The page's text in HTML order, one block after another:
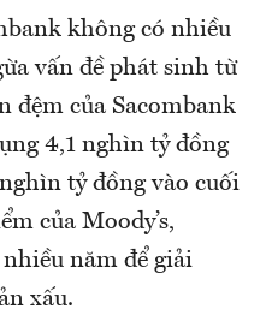
không có nhiều
vấn đề phát sinh từ
đệm của Sacombank
4,1 nghìn tỷ đồng
tỷ đồng vào cuối
của Moody’s,
năm để giải
xấu.